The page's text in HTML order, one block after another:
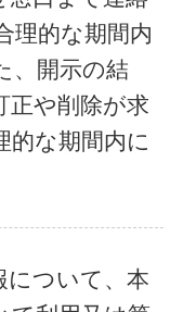
理的な期間内
、開示の結
正や削除が求
的な期間内に
について、本